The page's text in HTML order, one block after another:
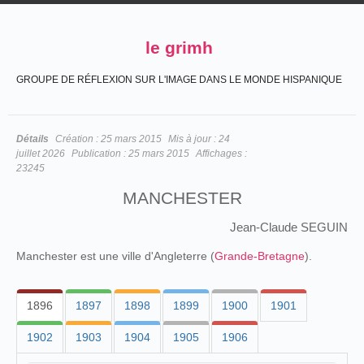
le grimh
GROUPE DE RÉFLEXION SUR L'IMAGE DANS LE MONDE HISPANIQUE
Détails Création : 25 mars 2015 Mis à jour : 24
juillet 2026 Publication : 25 mars 2015 Affichages :
23245
MANCHESTER
Jean-Claude SEGUIN
Manchester est une ville d'Angleterre (Grande-Bretagne).
1896 1897 1898 1899 1900 1901
1902 1903 1904 1905 1906